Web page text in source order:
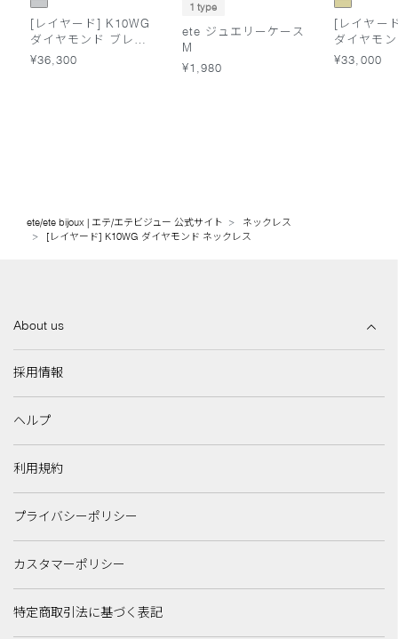
[レイヤード] K10WG
ダイヤモンド ブレス
レット
¥36,300
1 type
ete ジュエリーケース
M
¥1,980
[レイヤー
ダイヤモ
レス
¥33,000
ete/ete bijoux | エテ/エテビジュー 公式サイト
ネックレス
[レイヤード] K10WG ダイヤモンド ネックレス
About us
採用情報
ヘルプ
利用規約
プライバシーポリシー
カスタマーポリシー
特定商取引法に基づく表記